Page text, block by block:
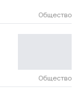
Общество
Общество